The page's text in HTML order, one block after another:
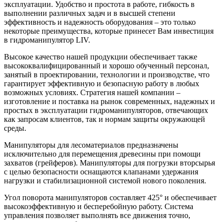
эксплуатации. Удобство и простота в работе, гибкость в
выполнении различных задач и в высшей степени
эффективность и надежность оборудования – это только
некоторые преимущества, которые принесет Вам инвестиция
в гидроманипулятор LIV.
Высокое качество нашей продукции обеспечивает также
высококвалифицированный и хорошо обученный персонал,
занятый в проектировании, технологии и производстве, что
гарантирует эффективную и безопасную работу в любых
возможных условиях. Стратегия нашей компании –
изготовление и поставка на рынок современных, надежных и
простых в эксплуатации гидроманипуляторов, отвечающих
как запросам клиентов, так и нормам защиты окружающей
среды.
Манипуляторы для лесоматериалов предназначены
исключительно для перемещения древесины при помощи
захватов (грейферов). Манипуляторы для погрузки вторсырья
с целью безопасности оснащаются клапанами удержания
нагрузки и стабилизационной системой нового поколения.
Угол поворота манипуляторов составляет 425° и обеспечивает
высокоэффективную и бесперебойную работу. Система
управления позволяет выполнять все движения точно,